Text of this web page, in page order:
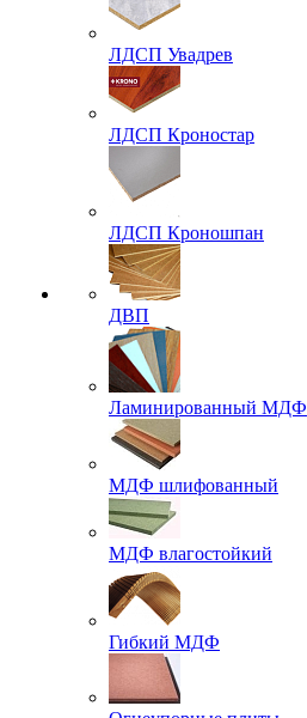
ЛДСП Увадрев
ЛДСП Кроностар
ЛДСП Кроношпан
ДВП
Ламинированный МДФ
МДФ шлифованный
МДФ влагостойкий
Гибкий МДФ